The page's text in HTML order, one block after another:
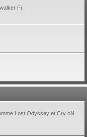
Fr.
Lost Odyssey et Cry oN